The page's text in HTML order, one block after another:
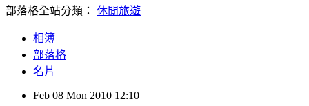
部落格全站分類： 休閒旅遊
相簿
部落格
名片
Feb 08 Mon 2010 12:10